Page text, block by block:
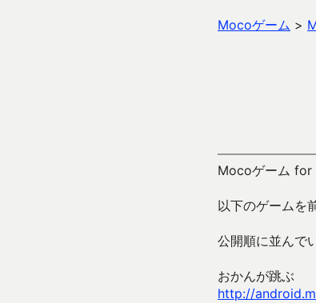
Mocoゲーム >
Mocoゲーム for
以下のゲームを
公開順に並んで
おかんが跳ぶ
http://